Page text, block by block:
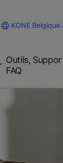
KONE
Outils,
FAQ